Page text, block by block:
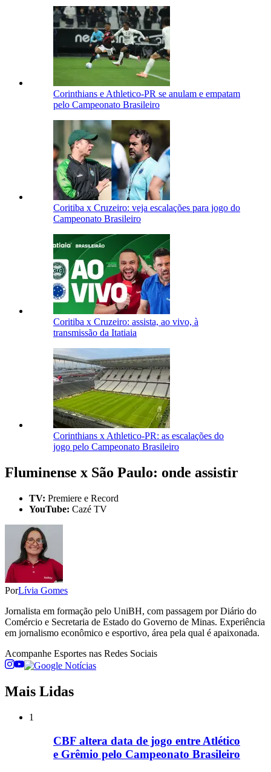
Corinthians e Athletico-PR se anulam e empatam
pelo Campeonato Brasileiro
Coritiba x Cruzeiro: veja escalações para jogo do
Campeonato Brasileiro
Coritiba x Cruzeiro: assista, ao vivo, à
transmissão da Itatiaia
Corinthians x Athletico-PR: as escalações do
jogo pelo Campeonato Brasileiro
Fluminense x São Paulo: onde assistir
TV: Premiere e Record
YouTube: Cazé TV
PorLívia Gomes
Jornalista em formação pelo UniBH, com passagem por Diário do
Comércio e Secretaria de Estado do Governo de Minas. Experiência
em jornalismo econômico e esportivo, área pela qual é apaixonada.
Acompanhe Esportes nas Redes Sociais
Mais Lidas
1
CBF altera data de jogo entre Atlético
e Grêmio pelo Campeonato Brasileiro